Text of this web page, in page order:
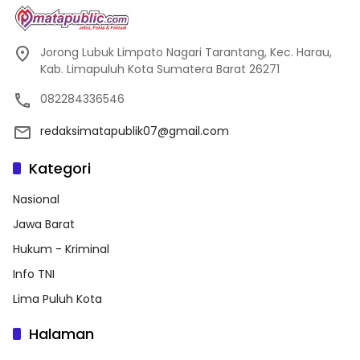
Jorong Lubuk Limpato Nagari Tarantang, Kec. Harau,
Kab. Limapuluh Kota Sumatera Barat 26271
082284336546
redaksimatapublik07@gmail.com
Kategori
Nasional
Jawa Barat
Hukum - Kriminal
Info TNI
Lima Puluh Kota
Halaman